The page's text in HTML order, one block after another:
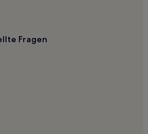
Kungsträdgården
flygplats
Fragen